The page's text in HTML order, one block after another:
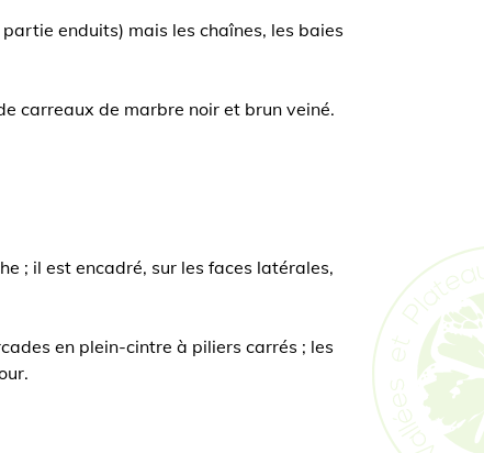
enduits) mais les chaînes, les baies
carreaux de marbre noir et brun veiné.
; il est encadré, sur les faces latérales,
en plein-cintre à piliers carrés ; les